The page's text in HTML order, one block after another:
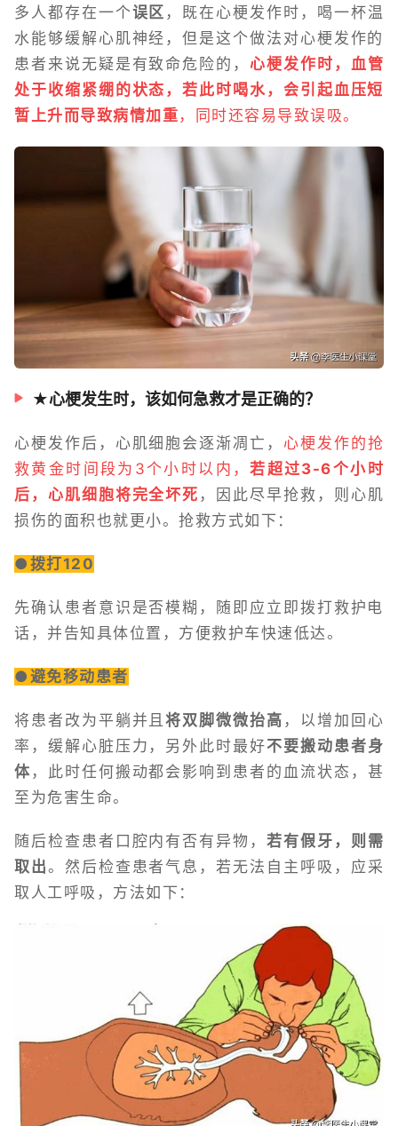
多人都存在一个误区 ，既在心梗发作时，喝一杯温
水能够缓解心肌神经，但是这个做法对心梗发作的
患者来说无疑是有致命危险的， 心梗发作时，血管
处于收缩紧绷的状态，若此时喝水，会引起血压短
暂上升而导致病情加重 ，同时还容易导致误吸。
★心梗发生时，该如何急救才是正确的？
心梗发作后，心肌细胞会逐渐凋亡， 心梗发作的抢
救黄金时间段为3个小时以内，若超过3-6个小时
后，心肌细胞将完全坏死 ，因此尽早抢救，则心肌
损伤的面积也就更小。抢救方式如下：
●拨打120
先确认患者意识是否模糊，随即应立即拨打救护电
话，并告知具体位置，方便救护车快速低达。
●避免移动患者
将患者改为平躺并且将双脚微微抬高 ，以增加回心
率，缓解心脏压力，另外此时最好不要搬动患者身
体 ，此时任何搬动都会影响到患者的血流状态，甚
至为危害生命。
随后检查患者口腔内有否有异物， 若有假牙，则需
取出。然后检查患者气息，若无法自主呼吸，应采
取人工呼吸，方法如下：